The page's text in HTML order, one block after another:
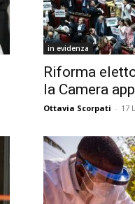
in evidenza
Riforma
la Camera
Ottavia Scorpati - 17